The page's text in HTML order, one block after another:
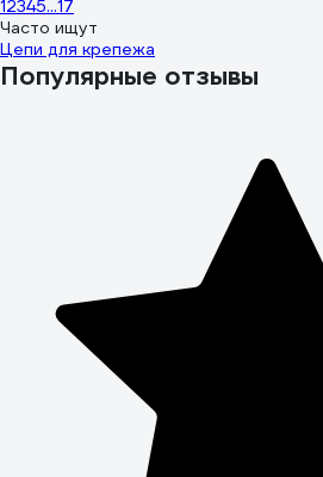
12345...17
Часто ищут
Цепи для крепежа
Популярные отзывы